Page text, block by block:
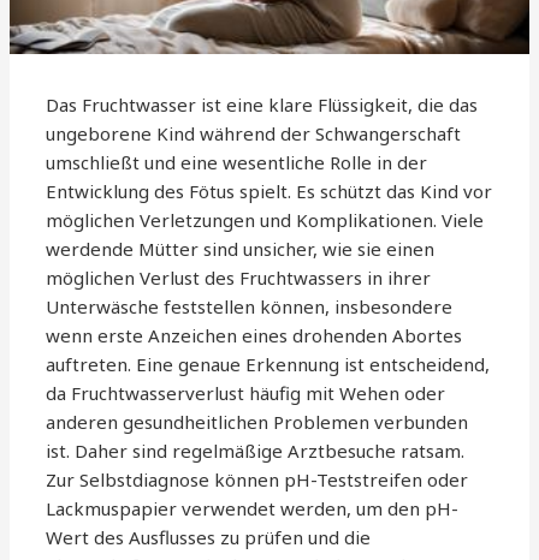
Das Fruchtwasser ist eine klare Flüssigkeit, die das
ungeborene Kind während der Schwangerschaft
umschließt und eine wesentliche Rolle in der
Entwicklung des Fötus spielt. Es schützt das Kind vor
möglichen Verletzungen und Komplikationen. Viele
werdende Mütter sind unsicher, wie sie einen
möglichen Verlust des Fruchtwassers in ihrer
Unterwäsche feststellen können, insbesondere
wenn erste Anzeichen eines drohenden Abortes
auftreten. Eine genaue Erkennung ist entscheidend,
da Fruchtwasserverlust häufig mit Wehen oder
anderen gesundheitlichen Problemen verbunden
ist. Daher sind regelmäßige Arztbesuche ratsam.
Zur Selbstdiagnose können pH-Teststreifen oder
Lackmuspapier verwendet werden, um den pH-
Wert des Ausflusses zu prüfen und die